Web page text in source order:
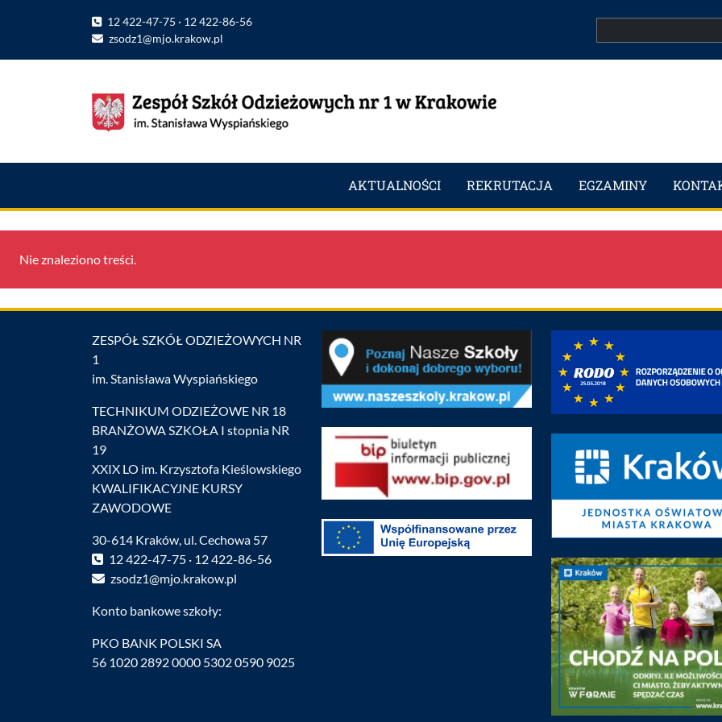
12 422-47-75 · 12 422-86-56
zsodz1@mjo.krakow.pl
AKTUALNOŚCI REKRUTACJA EGZAMINY
Nie znaleziono treści.
ZESPÓŁ SZKÓŁ ODZIEŻOWYCH NR
1
im. Stanisława Wyspiańskiego
TECHNIKUM ODZIEŻOWE NR 18
BRANŻOWA SZKOŁA I stopnia NR
19
XXIX LO im. Krzysztofa Kieślowskiego
KWALIFIKACYJNE KURSY
ZAWODOWE
30-614 Kraków, ul. Cechowa 57
12 422-47-75 · 12 422-86-56
zsodz1@mjo.krakow.pl
Konto bankowe szkoły:
PKO BANK POLSKI SA
56 1020 2892 0000 5302 0590 9025